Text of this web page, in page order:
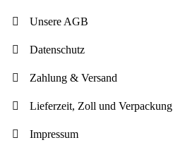
Unsere AGB
Datenschutz
Zahlung & Versand
Lieferzeit, Zoll und Verpackung
Impressum